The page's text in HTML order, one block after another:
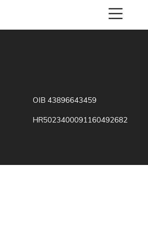
OIB 43896643459
HR5023400091160492682